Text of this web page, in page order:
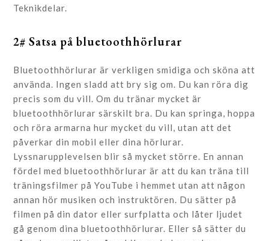
Teknikdelar.
2# Satsa på bluetoothhörlurar
Bluetoothhörlurar är verkligen smidiga och sköna att
använda. Ingen sladd att bry sig om. Du kan röra dig
precis som du vill. Om du tränar mycket är
bluetoothhörlurar särskilt bra. Du kan springa, hoppa
och röra armarna hur mycket du vill, utan att det
påverkar din mobil eller dina hörlurar.
Lyssnarupplevelsen blir så mycket större. En annan
fördel med bluetoothhörlurar är att du kan träna till
träningsfilmer på YouTube i hemmet utan att någon
annan hör musiken och instruktören. Du sätter på
filmen på din dator eller surfplatta och låter ljudet
gå genom dina bluetoothhörlurar. Eller så sätter du